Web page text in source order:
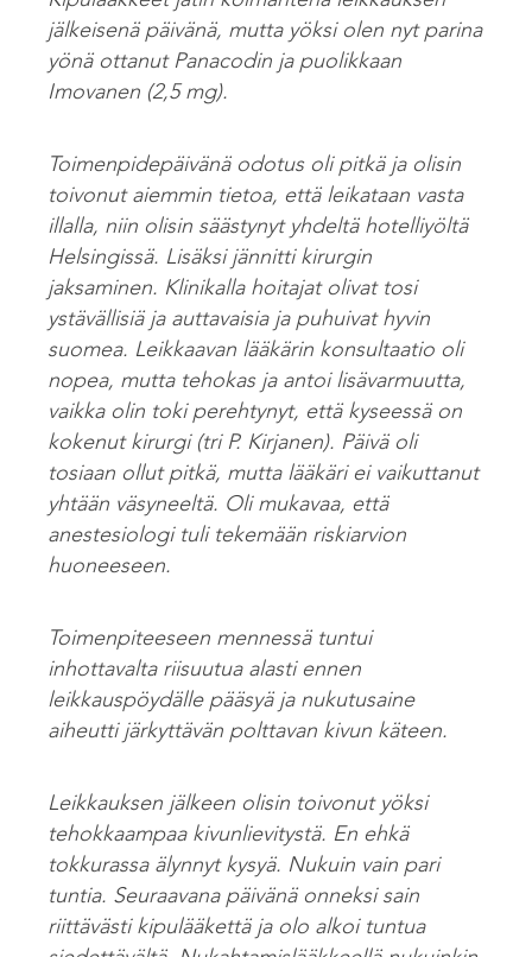
jälkeisenä päivänä, mutta yöksi olen nyt parina
yönä ottanut Panacodin ja puolikkaan
Imovanen (2,5 mg).
Toimenpidepäivänä odotus oli pitkä ja olisin
toivonut aiemmin tietoa, että leikataan vasta
illalla, niin olisin säästynyt yhdeltä hotelliyöltä
Helsingissä. Lisäksi jännitti kirurgin
jaksaminen. Klinikalla hoitajat olivat tosi
ystävällisiä ja auttavaisia ja puhuivat hyvin
suomea. Leikkaavan lääkärin konsultaatio oli
nopea, mutta tehokas ja antoi lisävarmuutta,
vaikka olin toki perehtynyt, että kyseessä on
kokenut kirurgi (tri P. Kirjanen). Päivä oli
tosiaan ollut pitkä, mutta lääkäri ei vaikuttanut
yhtään väsyneeltä. Oli mukavaa, että
anestesiologi tuli tekemään riskiarvion
huoneeseen.
Toimenpiteeseen mennessä tuntui
inhottavalta riisuutua alasti ennen
leikkauspöydälle pääsyä ja nukutusaine
aiheutti järkyttävän polttavan kivun käteen.
Leikkauksen jälkeen olisin toivonut yöksi
tehokkaampaa kivunlievitystä. En ehkä
tokkurassa älynnyt kysyä. Nukuin vain pari
tuntia. Seuraavana päivänä onneksi sain
riittävästi kipulääkettä ja olo alkoi tuntua